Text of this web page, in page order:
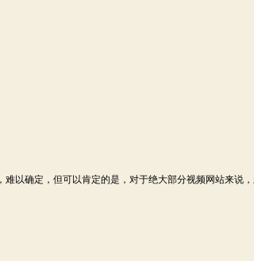
以确定，但可以肯定的是，对于绝大部分视频网站来说